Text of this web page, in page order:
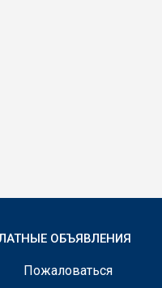
ОБЪЯВЛЕНИЯ
Пожаловаться